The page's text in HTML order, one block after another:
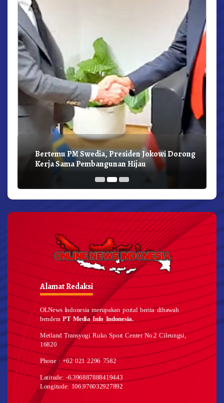
Bertemu PM Swedia, Presiden Jokowi Dorong
Kerja Sama Pembangunan Hijau
Alamat Redaksi
OLNews Indonesia merupakan portal berita dibawah
benderaPT Media Info Indonesia.
Metland Transyogi Ruko Sport Center No.2 Cileungsi,
16820
Phone : +62 021 2296 7582
Latitude: -6.396887888419443
Longitude: 106.976032927892